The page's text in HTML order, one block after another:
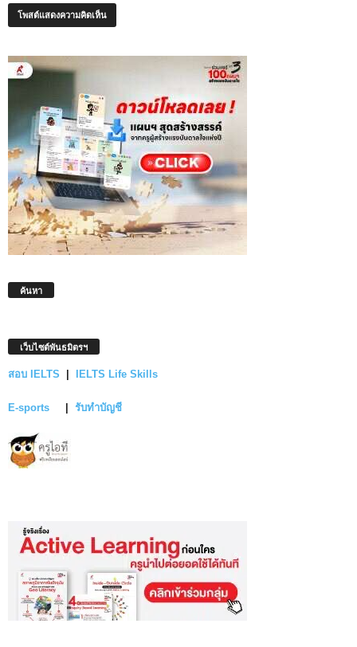
ค้นหา
เว็บไซต์พันธมิตรฯ
สอบ IELTS IELTS Life Skills
E-sports รับทำบัญชี